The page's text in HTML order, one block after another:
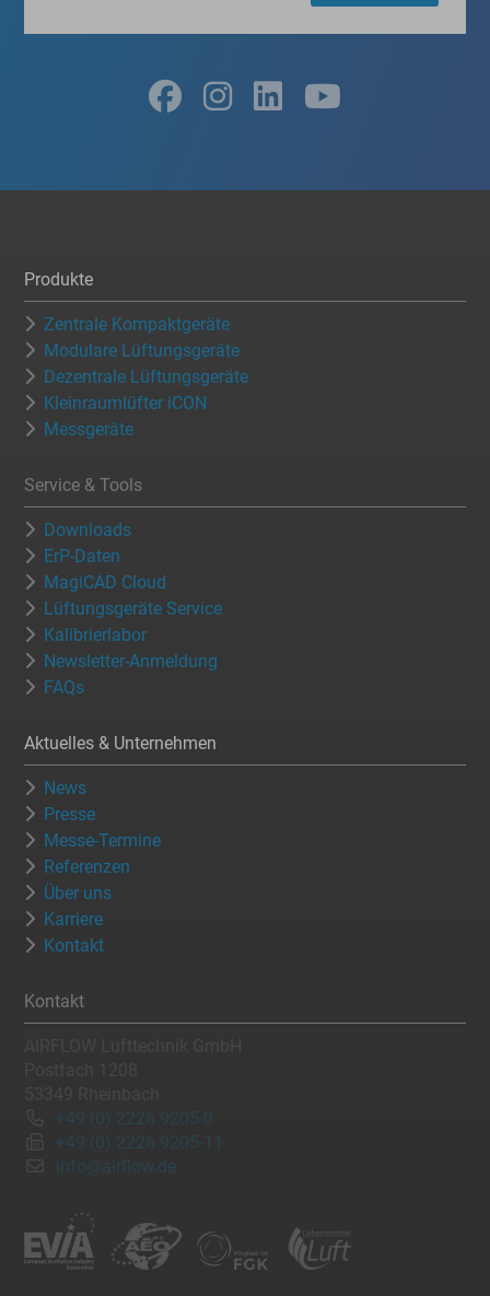
Produkte
Zentrale Kompaktgeräte
Modulare Lüftungsgeräte
Dezentrale Lüftungsgeräte
Kleinraumlüfter iCON
Messgeräte
Service & Tools
Downloads
ErP-Daten
MagiCAD Cloud
Lüftungsgeräte Service
Kalibrierlabor
Newsletter-Anmeldung
FAQs
Aktuelles & Unternehmen
News
Presse
Messe-Termine
Referenzen
Über uns
Karriere
Kontakt
Kontakt
+49 (0) 2226 9205-0
+49 (0) 2226 9205-11
info@airflow.de